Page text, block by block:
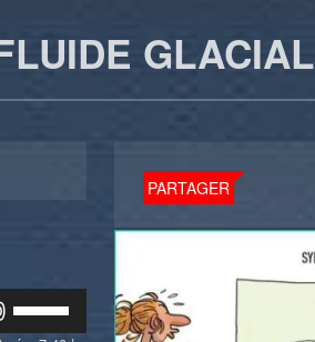
GLACIAL
Utilisez
PARTAGER